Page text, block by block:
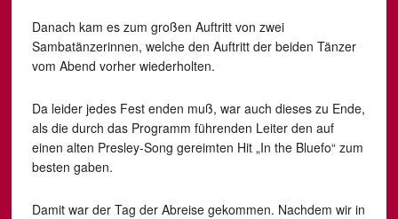
Danach kam es zum großen Auftritt von zwei
Sambatänzerinnen, welche den Auftritt der beiden Tänzer
vom Abend vorher wiederholten.
Da leider jedes Fest enden muß, war auch dieses zu Ende,
als die durch das Programm führenden Leiter den auf
einen alten Presley-Song gereimten Hit „In the Bluefo“ zum
besten gaben.
Damit war der Tag der Abreise gekommen. Nachdem wir in